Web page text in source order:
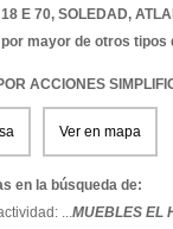
E 70, SOLEDAD,
mayor de otros tipos
ACCIONES
Ver en mapa
en la búsqueda de:
...MUEBLES EL